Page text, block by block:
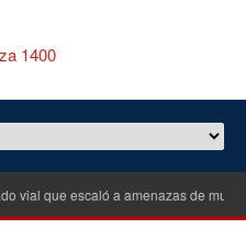
vial que escaló a amenazas de